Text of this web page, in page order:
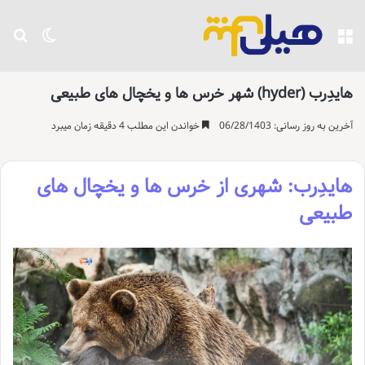
تغییر منو
هایدِرب (hyder) شهر خرس ها و یخچال های طبیعی
آخرین به روز رسانی: 06/28/1403 خواندن این مطلب 4 دقیقه زمان میبرد
هایدِرب: شهری از خرس ها و یخچال های
طبیعی